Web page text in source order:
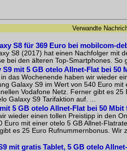
Verwandte
S8 für 369 Euro bei mobilcom-
S8 (2017) hat einen Nachfolger mit
bei den älteren Top-Smartphones.
mit 5 GB otelo Allnet-Flat bei 50
das Wochenende haben wir wieder
Galaxy S9 im Wert von 540 Euro
Vodafone Netz. Ferner gibt es
Galaxy S9 Tarifaktion auf. ...
5 GB otelo Allnet-Flat bei 50
wieder einen tollen Preistipp in den
Euro mit einer otelo 5 GB Allnet-
es 25 Euro Rufnummernbonus.
mit gratis Tablet, 5 GB otelo